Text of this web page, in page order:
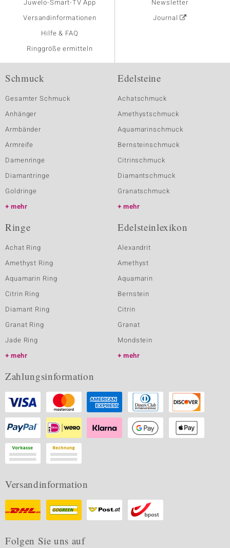
Juwelo-Smart-TV App
Versandinformationen
Hilfe & FAQ
Ringgröße ermitteln
Newsletter
Journal
Schmuck
Gesamter Schmuck
Anhänger
Armbänder
Armreife
Damenringe
Diamantringe
Goldringe
mehr
Edelsteine
Achatschmuck
Amethystschmuck
Aquamarinschmuck
Bernsteinschmuck
Citrinschmuck
Diamantschmuck
Granatschmuck
mehr
Ringe
Achat Ring
Amethyst Ring
Aquamarin Ring
Citrin Ring
Diamant Ring
Granat Ring
Jade Ring
mehr
Edelsteinlexikon
Alexandrit
Amethyst
Aquamarin
Bernstein
Citrin
Granat
Mondstein
mehr
Zahlungsinformation
Versandinformation
Folgen Sie uns auf